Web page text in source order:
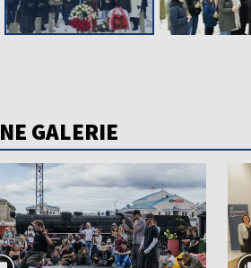
GALERIE